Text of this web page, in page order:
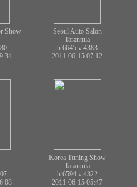
Show
Seoul Auto Salon
Tarantula
h:6645 v:4383
2011-06-15 07:12
Korea Tuning Show
Tarantula
h:6594 v:4322
2011-06-15 05:47